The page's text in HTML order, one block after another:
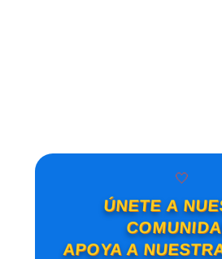
🤍
ÚNETE A
APOYA A